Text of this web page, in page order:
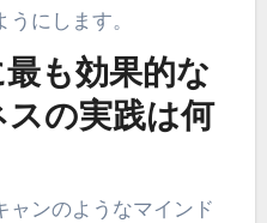
にします。
も効果的な
の実践は何
ャンのようなマインド